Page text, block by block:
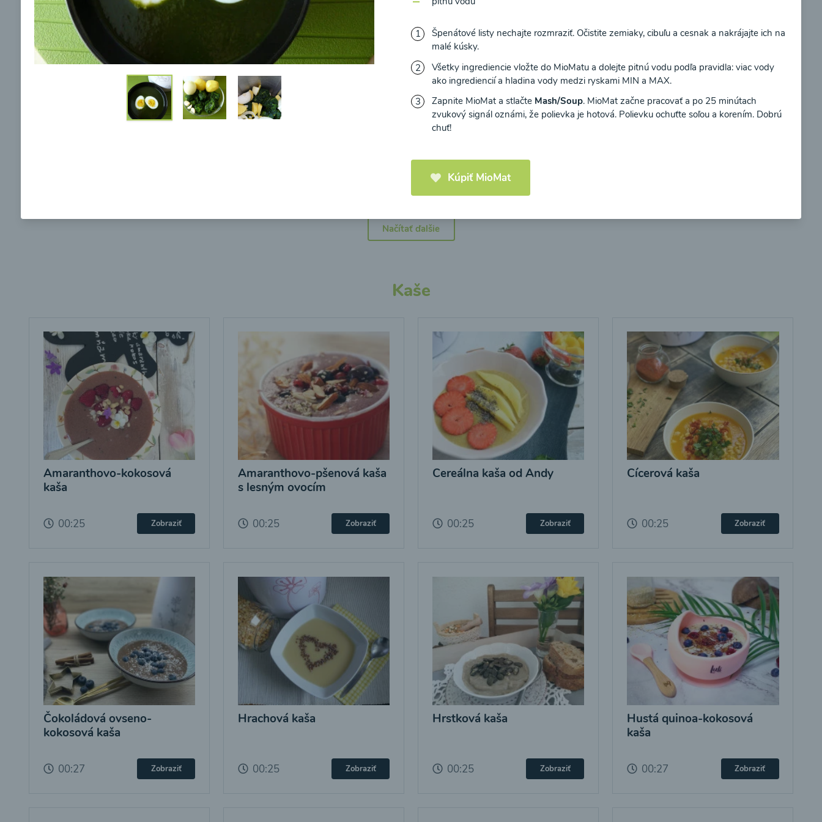
Brokolicová polievka s nivou
Brokolicová polievka s
pečenými cherry a
mozzarelou od Recepty
Mojej Zdravej Kuchyne
Brokolicová polievka so
syrom
00:25
Brokolicové cappuccino
Načítať ďalšie
Kaše
Amaranthovo-kokosová
kaša
00:25 Zobraziť
Amaranthovo-pšenová kaša
s lesným ovocím
00:25 Zobraziť
Cereálna kaša od Andy
00:25 Zobraziť
Cícerová kaša
00:25 Zobraziť
Čokoládová ovseno-
kokosová kaša
00:27 Zobraziť
Hrachová kaša
00:25 Zobraziť
Hrstková kaša
00:25 Zobraziť
Hustá quinoa-kokosová
kaša
00:27 Zobraziť
Špenátové listy nechajte rozmraziť. Očistite zemiaky, cibuľu a cesnak a nakrájajte ich na
malé kúsky.
Všetky ingrediencie vložte do MioMatu a dolejte pitnú vodu podľa pravidla: viac vody
ako ingrediencií a hladina vody medzi ryskami MIN a MAX.
Zapnite MioMat a stlačte Mash/Soup. MioMat začne pracovať a po 25 minútach
zvukový signál oznámi, že polievka je hotová. Polievku ochuťte soľou a korením. Dobrú
chuť!
Kúpiť MioMat
Ochrane osobných údajov
Súhlasím